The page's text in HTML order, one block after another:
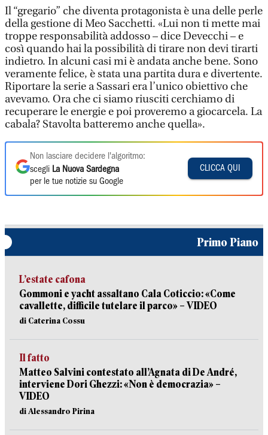
Il “gregario” che diventa protagonista è una delle perle
della gestione di Meo Sacchetti. «Lui non ti mette mai
troppe responsabilità addosso – dice Devecchi – e
così quando hai la possibilità di tirare non devi tirarti
indietro. In alcuni casi mi è andata anche bene. Sono
veramente felice, è stata una partita dura e divertente.
Riportare la serie a Sassari era l’unico obiettivo che
avevamo. Ora che ci siamo riusciti cerchiamo di
recuperare le energie e poi proveremo a giocarcela. La
cabala? Stavolta batteremo anche quella».
Non lasciare decidere l'algoritmo:
scegli La Nuova Sardegna
per le tue notizie su Google
CLICCA QUI
Primo Piano
L’estate cafona
Gommoni e yacht assaltano Cala Coticcio: «Come
cavallette, difficile tutelare il parco» – VIDEO
di Caterina Cossu
Il fatto
Matteo Salvini contestato all’Agnata di De André,
interviene Dori Ghezzi: «Non è democrazia» –
VIDEO
di Alessandro Pirina